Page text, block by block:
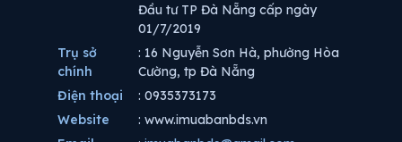
Đầu tư TP Đà Nẵng cấp ngày
01/7/2019
Trụ sở
chính
: 16 Nguyễn Sơn Hà, phường Hòa
Cường, tp Đà Nẵng
Điện thoại
: 0935373173
Website
: www.imuabanbds.vn